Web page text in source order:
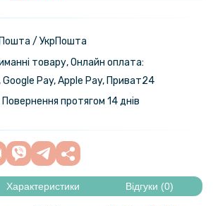
299 грн
399 грн
Privacy Matte для Realme 11 4g
/ УкрПошта
товару, Онлайн оплата:
Pay, Apple Pay, Приват24
Повернення протягом 14 днів
Характеристики Відгуки (0)